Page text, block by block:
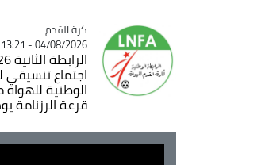
Catégorie
كرة القدم
04/08/2026 - 13:21
اجتماع تنسيقي
الوطنية
قرعة الرزنامة